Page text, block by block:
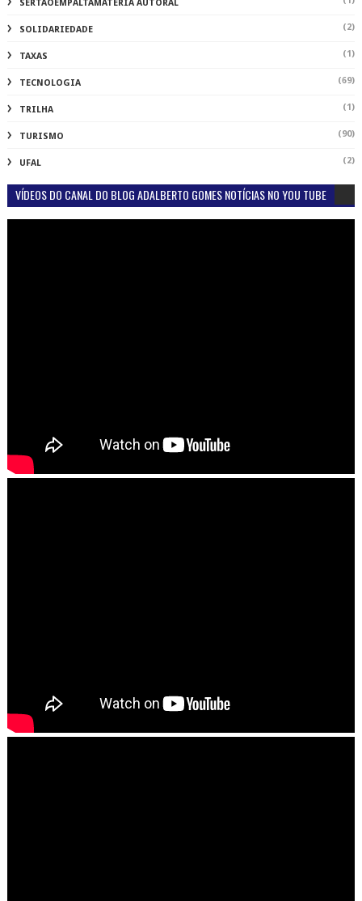
SERTAOEMPALTAMATÉRIA AUTORAL
SOLIDARIEDADE (2)
TAXAS (1)
TECNOLOGIA (69)
TRILHA (1)
TURISMO (90)
UFAL (2)
VÍDEOS DO CANAL DO BLOG ADALBERTO GOMES NOTÍCIAS NO YOU TUBE